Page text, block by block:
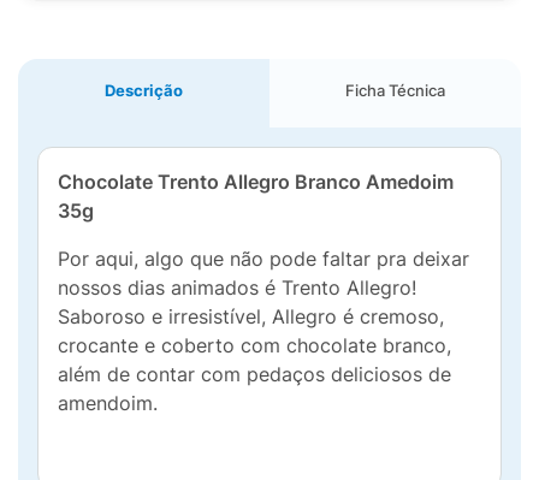
Descrição Ficha Técnica
Chocolate Trento Allegro Branco Amedoim
35g
Por aqui, algo que não pode faltar pra deixar
nossos dias animados é Trento Allegro!
Saboroso e irresistível, Allegro é cremoso,
crocante e coberto com chocolate branco,
além de contar com pedaços deliciosos de
amendoim.